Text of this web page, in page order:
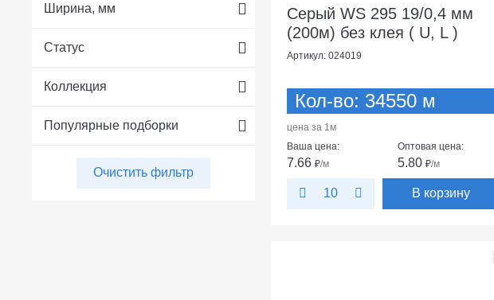
Ширина, мм
Статус
Коллекция
Популярные подборки
Очистить фильтр
Серый WS 295 19/0,4 мм
(200м) без клея ( U, L )
Артикул: 024019
Кол-во: 34550 м
цена за 1м
Ваша цена:
7.66 ₽/м
Оптовая цена:
5.80 ₽/м
10 В корзину